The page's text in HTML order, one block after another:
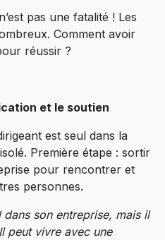
pas une fatalité ! Les
Comment avoir
réussir ?
et le soutien
est seul dans la
Première étape : sortir
pour rencontrer et
personnes.
dans son entreprise, mais il
peut vivre avec une